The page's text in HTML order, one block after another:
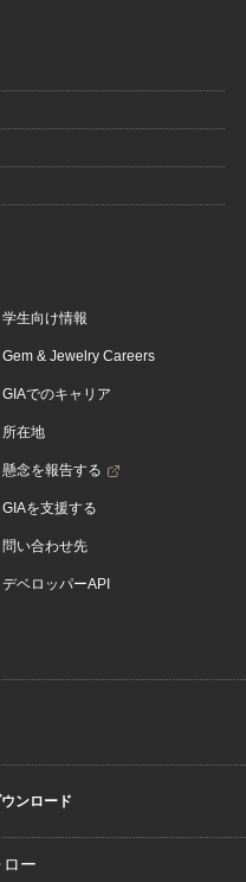
学生向け情報
Gem & Jewelry Careers
GIAでのキャリア
所在地
懸念を報告する
GIAを支援する
問い合わせ先
デベロッパーAPI
ンロード
ー